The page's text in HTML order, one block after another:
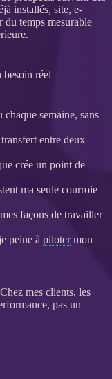
installés, site, e-
du temps mesurable
besoin réel
semaine, sans
transfertentre deux
crée un point de
ma seule courroie
façons de travailler
peine à pilotermon
mes clients, les
pas un